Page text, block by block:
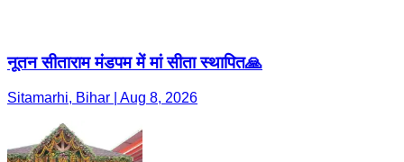
नूतन सीताराम मंडपम में मां सीता स्थापित🙏
Sitamarhi, Bihar | Aug 8, 2026